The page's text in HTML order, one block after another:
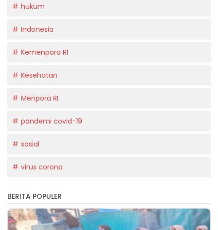
hukum
Indonesia
Kemenpora RI
Kesehatan
Menpora RI
pandemi covid-19
sosial
virus corona
BERITA POPULER